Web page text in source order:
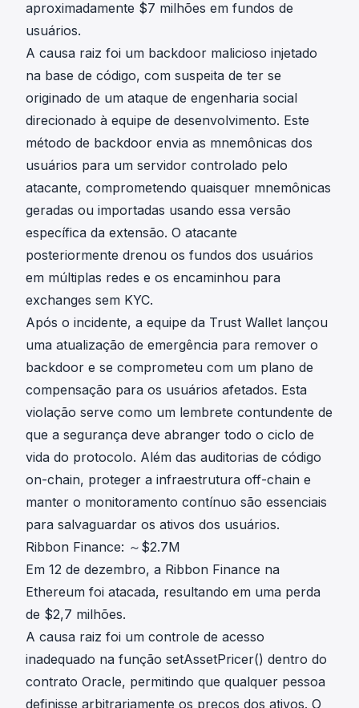
aproximadamente $7 milhões em fundos de
usuários.
A causa raiz foi um backdoor malicioso injetado
na base de código, com suspeita de ter se
originado de um ataque de engenharia social
direcionado à equipe de desenvolvimento. Este
método de backdoor envia as mnemônicas dos
usuários para um servidor controlado pelo
atacante, comprometendo quaisquer mnemônicas
geradas ou importadas usando essa versão
específica da extensão. O atacante
posteriormente drenou os fundos dos usuários
em múltiplas redes e os encaminhou para
exchanges sem KYC.
Após o incidente, a equipe da Trust Wallet lançou
uma atualização de emergência para remover o
backdoor e se comprometeu com um plano de
compensação para os usuários afetados. Esta
violação serve como um lembrete contundente de
que a segurança deve abranger todo o ciclo de
vida do protocolo. Além das auditorias de código
on-chain, proteger a infraestrutura off-chain e
manter o monitoramento contínuo são essenciais
para salvaguardar os ativos dos usuários.
Ribbon Finance: ～$2.7M
Em 12 de dezembro, a Ribbon Finance na
Ethereum foi atacada, resultando em uma perda
de $2,7 milhões.
A causa raiz foi um controle de acesso
inadequado na função setAssetPricer() dentro do
contrato Oracle, permitindo que qualquer pessoa
definisse arbitrariamente os preços dos ativos. O